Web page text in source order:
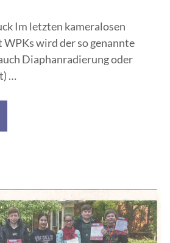
Im letzten kameralosen
WPKs wird der so genannte
Diaphanradierung oder
…